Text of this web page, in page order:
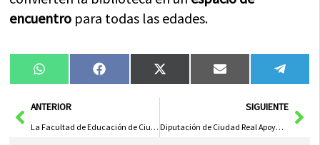
encuentro para todas las edades.
Compartir
en
WhatsAppCompartir
en
FacebookCompartir
en
X
(Twitter)
Compartir
en
Email
en
AntANTERIOR
La Facultad de Educación de Ciudad Real y la Diputación Unen Fuerzas para Fortalecer Prácticas en Campamentos Saharauis
SIGUIENTE
Diputación de Ciudad Real Apoya Demanda de Asistentes Personales para Accesibilidad